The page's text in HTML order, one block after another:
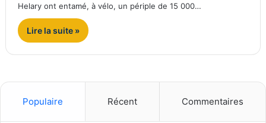
Helary ont entamé, à vélo, un périple de 15 000…
Lire la suite »
Populaire Récent Commentaires